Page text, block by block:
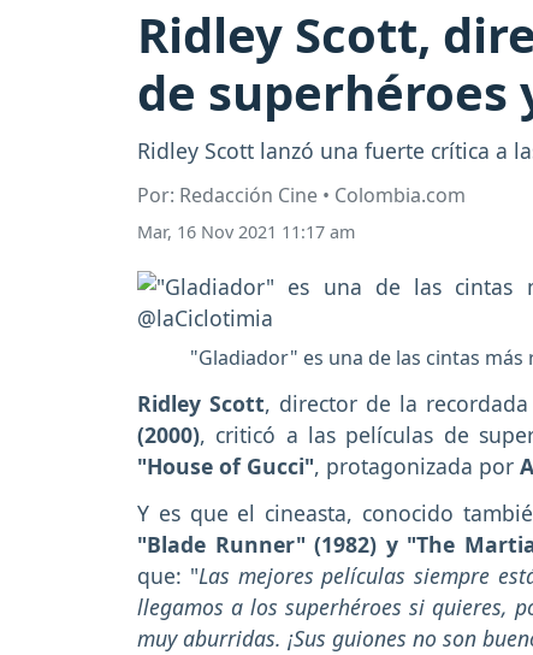
Ridley Scott,
de superhéroes
Ridley Scott lanzó una fuerte crítica a
Por: Redacción Cine • Colombia.com
Mar, 16 Nov 2021 11:17 am
"Gladiador" es una de las cintas
Ridley Scott, director de la
(2000), criticó a las películas de
"House of Gucci", protagonizada por
Y es que el cineasta, conocido
"Blade Runner" (1982) y "The
que: "Las mejores películas siempre
llegamos a los superhéroes si quieres,
muy aburridas. ¡Sus guiones no son